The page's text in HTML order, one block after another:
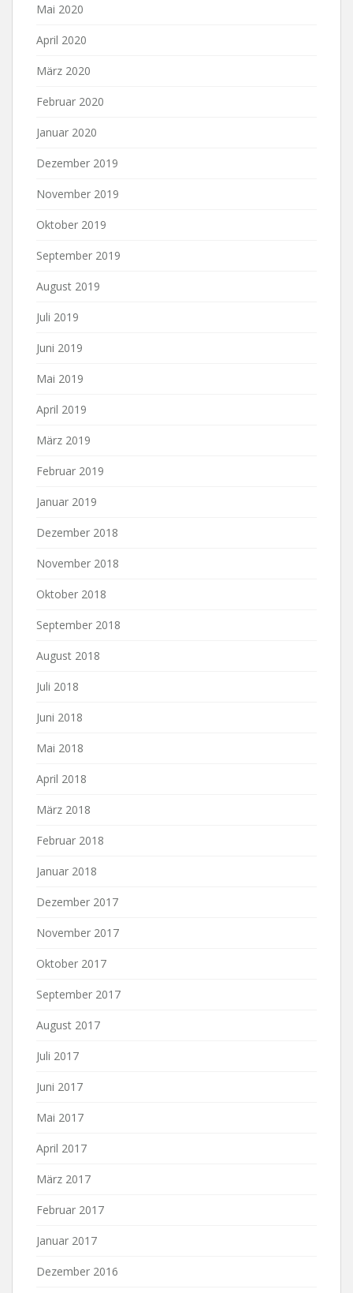
Mai 2020
April 2020
März 2020
Februar 2020
Januar 2020
Dezember 2019
November 2019
Oktober 2019
September 2019
August 2019
Juli 2019
Juni 2019
Mai 2019
April 2019
März 2019
Februar 2019
Januar 2019
Dezember 2018
November 2018
Oktober 2018
September 2018
August 2018
Juli 2018
Juni 2018
Mai 2018
April 2018
März 2018
Februar 2018
Januar 2018
Dezember 2017
November 2017
Oktober 2017
September 2017
August 2017
Juli 2017
Juni 2017
Mai 2017
April 2017
März 2017
Februar 2017
Januar 2017
Dezember 2016